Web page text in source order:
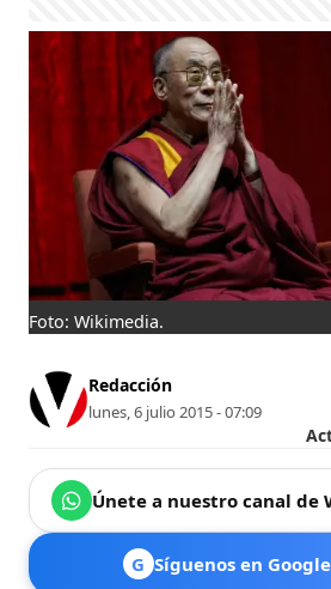
Foto: Wikimedia.
Redacción
lunes, 6 julio 2015 - 07:09
Únete a nuestro canal de
G Síguenos en